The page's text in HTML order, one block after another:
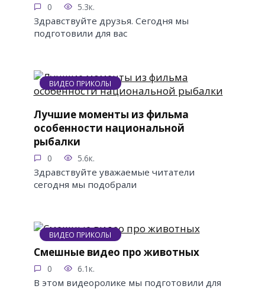
0 5.3к.
Здравствуйте друзья. Сегодня мы
подготовили для вас
ВИДЕО ПРИКОЛЫ
Лучшие моменты из фильма
особенности национальной
рыбалки
0 5.6к.
Здравствуйте уважаемые читатели
сегодня мы подобрали
ВИДЕО ПРИКОЛЫ
Смешные видео про животных
0 6.1к.
В этом видеоролике мы подготовили для